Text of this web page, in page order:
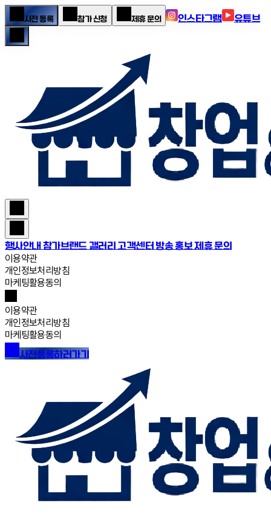
사전 등록 참가 신청 제휴 문의 인스타그램 유튜브
행사안내참가브랜드갤러리고객센터방송 홍보 제휴 문의
이용약관
개인정보처리방침
마케팅활용동의
이용약관
개인정보처리방침
마케팅활용동의
사전등록하러가기